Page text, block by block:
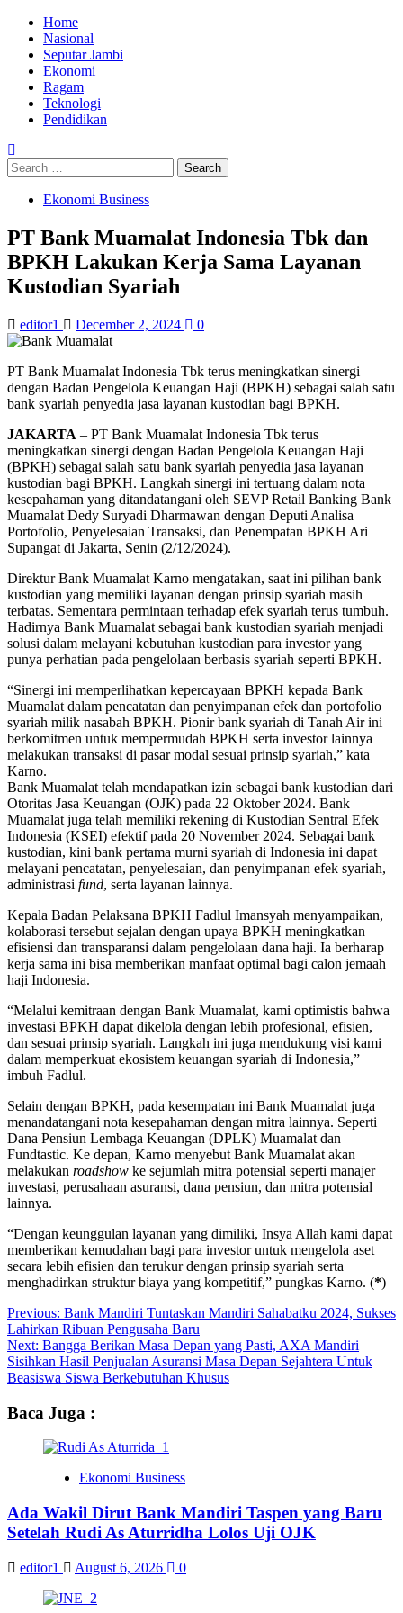
Skip
content
Primary
Menu
Home
Nasional
Seputar Jambi
Ekonomi
Ragam
Teknologi
Pendidikan
Search
for:
Ekonomi Business
PT Bank Muamalat Indonesia Tbk dan
BPKH Lakukan Kerja Sama Layanan
Kustodian Syariah
editor1 December 2, 2024 0
PT Bank Muamalat Indonesia Tbk terus meningkatkan sinergi
dengan Badan Pengelola Keuangan Haji (BPKH) sebagai salah satu
bank syariah penyedia jasa layanan kustodian bagi BPKH.
JAKARTA – PT Bank Muamalat Indonesia Tbk terus
meningkatkan sinergi dengan Badan Pengelola Keuangan Haji
(BPKH) sebagai salah satu bank syariah penyedia jasa layanan
kustodian bagi BPKH. Langkah sinergi ini tertuang dalam nota
kesepahaman yang ditandatangani oleh SEVP Retail Banking Bank
Muamalat Dedy Suryadi Dharmawan dengan Deputi Analisa
Portofolio, Penyelesaian Transaksi, dan Penempatan BPKH Ari
Supangat di Jakarta, Senin (2/12/2024).
Direktur Bank Muamalat Karno mengatakan, saat ini pilihan bank
kustodian yang memiliki layanan dengan prinsip syariah masih
terbatas. Sementara permintaan terhadap efek syariah terus tumbuh.
Hadirnya Bank Muamalat sebagai bank kustodian syariah menjadi
solusi dalam melayani kebutuhan kustodian para investor yang
punya perhatian pada pengelolaan berbasis syariah seperti BPKH.
“Sinergi ini memperlihatkan kepercayaan BPKH kepada Bank
Muamalat dalam pencatatan dan penyimpanan efek dan portofolio
syariah milik nasabah BPKH. Pionir bank syariah di Tanah Air ini
berkomitmen untuk mempermudah BPKH serta investor lainnya
melakukan transaksi di pasar modal sesuai prinsip syariah,” kata
Karno.
Bank Muamalat telah mendapatkan izin sebagai bank kustodian dari
Otoritas Jasa Keuangan (OJK) pada 22 Oktober 2024. Bank
Muamalat juga telah memiliki rekening di Kustodian Sentral Efek
Indonesia (KSEI) efektif pada 20 November 2024. Sebagai bank
kustodian, kini bank pertama murni syariah di Indonesia ini dapat
melayani pencatatan, penyelesaian, dan penyimpanan efek syariah,
administrasi fund, serta layanan lainnya.
Kepala Badan Pelaksana BPKH Fadlul Imansyah menyampaikan,
kolaborasi tersebut sejalan dengan upaya BPKH meningkatkan
efisiensi dan transparansi dalam pengelolaan dana haji. Ia berharap
kerja sama ini bisa memberikan manfaat optimal bagi calon jemaah
haji Indonesia.
“Melalui kemitraan dengan Bank Muamalat, kami optimistis bahwa
investasi BPKH dapat dikelola dengan lebih profesional, efisien,
dan sesuai prinsip syariah. Langkah ini juga mendukung visi kami
dalam memperkuat ekosistem keuangan syariah di Indonesia,”
imbuh Fadlul.
Selain dengan BPKH, pada kesempatan ini Bank Muamalat juga
menandatangani nota kesepahaman dengan mitra lainnya. Seperti
Dana Pensiun Lembaga Keuangan (DPLK) Muamalat dan
Fundtastic. Ke depan, Karno menyebut Bank Muamalat akan
melakukan roadshow ke sejumlah mitra potensial seperti manajer
investasi, perusahaan asuransi, dana pensiun, dan mitra potensial
lainnya.
“Dengan keunggulan layanan yang dimiliki, Insya Allah kami dapat
memberikan kemudahan bagi para investor untuk mengelola aset
secara lebih efisien dan terukur dengan prinsip syariah serta
menghadirkan struktur biaya yang kompetitif,” pungkas Karno. (*)
Post
navigation
Previous: Bank Mandiri Tuntaskan Mandiri Sahabatku 2024, Sukses
Lahirkan Ribuan Pengusaha Baru
Next: Bangga Berikan Masa Depan yang Pasti, AXA Mandiri
Sisihkan Hasil Penjualan Asuransi Masa Depan Sejahtera Untuk
Beasiswa Siswa Berkebutuhan Khusus
Baca Juga :
Ekonomi Business
Ada Wakil Dirut Bank Mandiri Taspen yang Baru
Setelah Rudi As Aturridha Lolos Uji OJK
editor1 August 6, 2026 0